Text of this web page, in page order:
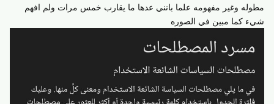
مطوله وغير مفهومه علما بانني عدها ما يقارب خمس مرات ولم افهم
شيء كما مبين في الصوره